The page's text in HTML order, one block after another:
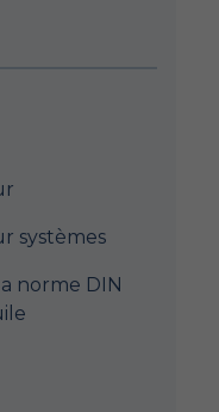
systèmes
norme DIN